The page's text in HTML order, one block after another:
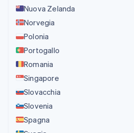
Nuova Zelanda
Norvegia
Polonia
Portogallo
Romania
Singapore
Slovacchia
Slovenia
Spagna